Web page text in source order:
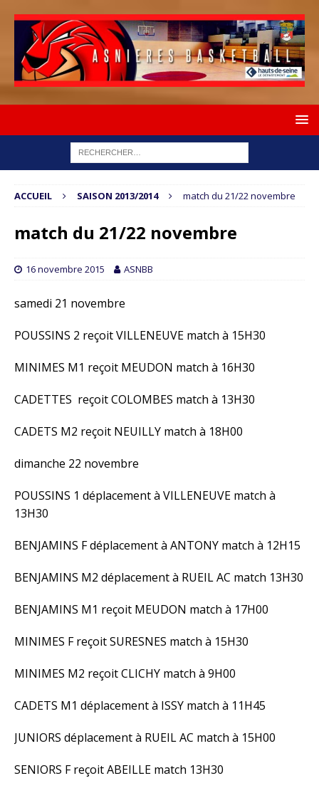
ACCUEIL SAISON 2013/2014 match du 21/22 novembre
match du 21/22 novembre
16 novembre 2015 ASNBB
samedi 21 novembre
POUSSINS 2 reçoit VILLENEUVE match à 15H30
MINIMES M1 reçoit MEUDON match à 16H30
CADETTES reçoit COLOMBES match à 13H30
CADETS M2 reçoit NEUILLY match à 18H00
dimanche 22 novembre
POUSSINS 1 déplacement à VILLENEUVE match à
13H30
BENJAMINS F déplacement à ANTONY match à 12H15
BENJAMINS M2 déplacement à RUEIL AC match 13H30
BENJAMINS M1 reçoit MEUDON match à 17H00
MINIMES F reçoit SURESNES match à 15H30
MINIMES M2 reçoit CLICHY match à 9H00
CADETS M1 déplacement à ISSY match à 11H45
JUNIORS déplacement à RUEIL AC match à 15H00
SENIORS F reçoit ABEILLE match 13H30